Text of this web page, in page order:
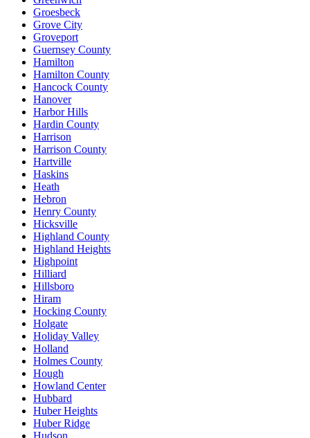
Groesbeck
Grove City
Groveport
Guernsey County
Hamilton
Hamilton County
Hancock County
Hanover
Harbor Hills
Hardin County
Harrison
Harrison County
Hartville
Haskins
Heath
Hebron
Henry County
Hicksville
Highland County
Highland Heights
Highpoint
Hilliard
Hillsboro
Hiram
Hocking County
Holgate
Holiday Valley
Holland
Holmes County
Hough
Howland Center
Hubbard
Huber Heights
Huber Ridge
Hudson